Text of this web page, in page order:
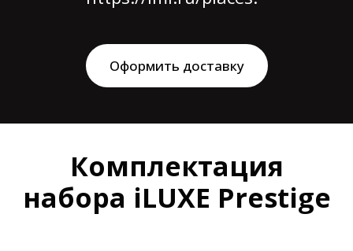
Оформить доставку
Комплектация
набора iLUXE Prestige